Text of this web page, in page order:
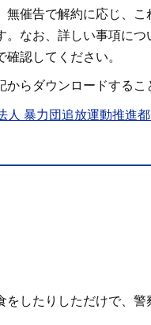
催告で解約に応じ、こ
なお、詳しい事項につ
認してください。
らダウンロードするこ
暴力団追放運動推進
したりしただけで、警